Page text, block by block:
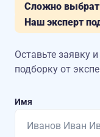
Сложно
Наш эксперт
Оставьте заявку
подборку от
Имя